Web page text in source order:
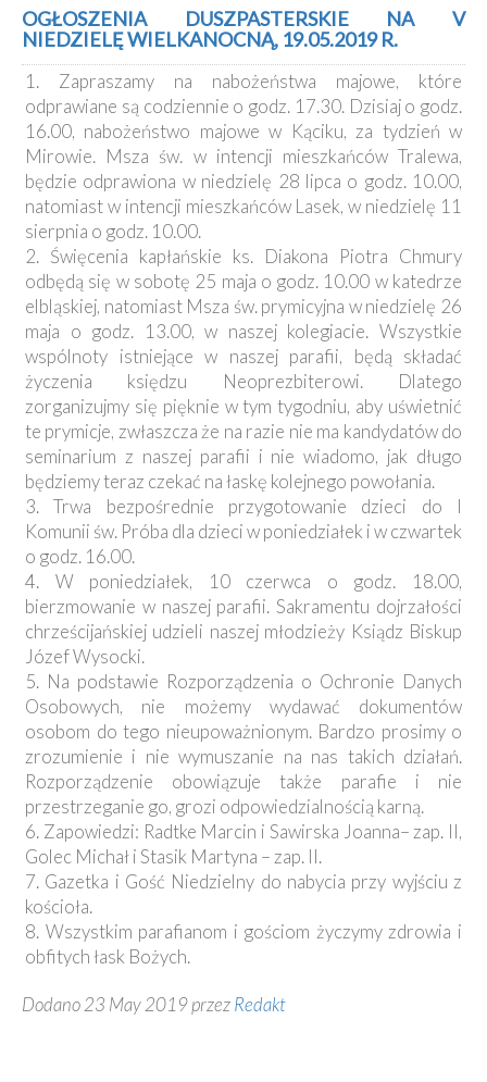
Kancelaria
Galeria
Dekanat
Nowy
Staw
Kolegiacka
Duszpasterze
Polecane
strony
Ochrona
Małoletnich
OGŁOSZENIA DUSZPASTERSKIE NA V
NIEDZIELĘ WIELKANOCNĄ, 19.05.2019 R.
1. Zapraszamy na nabożeństwa majowe, które
odprawiane są codziennie o godz. 17.30. Dzisiaj o godz.
16.00, nabożeństwo majowe w Kąciku, za tydzień w
Mirowie. Msza św. w intencji mieszkańców Tralewa,
będzie odprawiona w niedzielę 28 lipca o godz. 10.00,
natomiast w intencji mieszkańców Lasek, w niedzielę 11
sierpnia o godz. 10.00.
2. Święcenia kapłańskie ks. Diakona Piotra Chmury
odbędą się w sobotę 25 maja o godz. 10.00 w katedrze
elbląskiej, natomiast Msza św. prymicyjna w niedzielę 26
maja o godz. 13.00, w naszej kolegiacie. Wszystkie
wspólnoty istniejące w naszej parafii, będą składać
życzenia księdzu Neoprezbiterowi. Dlatego
zorganizujmy się pięknie w tym tygodniu, aby uświetnić
te prymicje, zwłaszcza że na razie nie ma kandydatów do
seminarium z naszej parafii i nie wiadomo, jak długo
będziemy teraz czekać na łaskę kolejnego powołania.
3. Trwa bezpośrednie przygotowanie dzieci do I
Komunii św. Próba dla dzieci w poniedziałek i w czwartek
o godz. 16.00.
4. W poniedziałek, 10 czerwca o godz. 18.00,
bierzmowanie w naszej parafii. Sakramentu dojrzałości
chrześcijańskiej udzieli naszej młodzieży Ksiądz Biskup
Józef Wysocki.
5. Na podstawie Rozporządzenia o Ochronie Danych
Osobowych, nie możemy wydawać dokumentów
osobom do tego nieupoważnionym. Bardzo prosimy o
zrozumienie i nie wymuszanie na nas takich działań.
Rozporządzenie obowiązuje także parafie i nie
przestrzeganie go, grozi odpowiedzialnością karną.
6. Zapowiedzi: Radtke Marcin i Sawirska Joanna– zap. II,
Golec Michał i Stasik Martyna – zap. II.
7. Gazetka i Gość Niedzielny do nabycia przy wyjściu z
kościoła.
8. Wszystkim parafianom i gościom życzymy zdrowia i
obfitych łask Bożych.
Dodano 23 May 2019 przezRedakt